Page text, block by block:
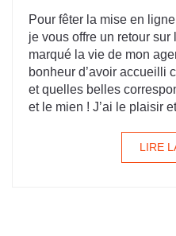
Pour fêter la mise en
je vous offre un retour
marqué la vie de mon
bonheur d’avoir accueilli
et quelles belles
et le mien ! J’ai le plaisir
LIRE